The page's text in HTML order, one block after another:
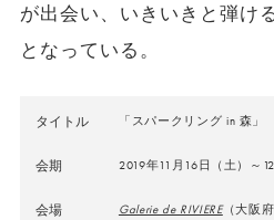
が出会い、いきいきと弾け
となっている。
タイトル 「スパークリング in 森」
会期 2019年11月16日（土）～
会場 Galerie de RIVIERE（大阪府